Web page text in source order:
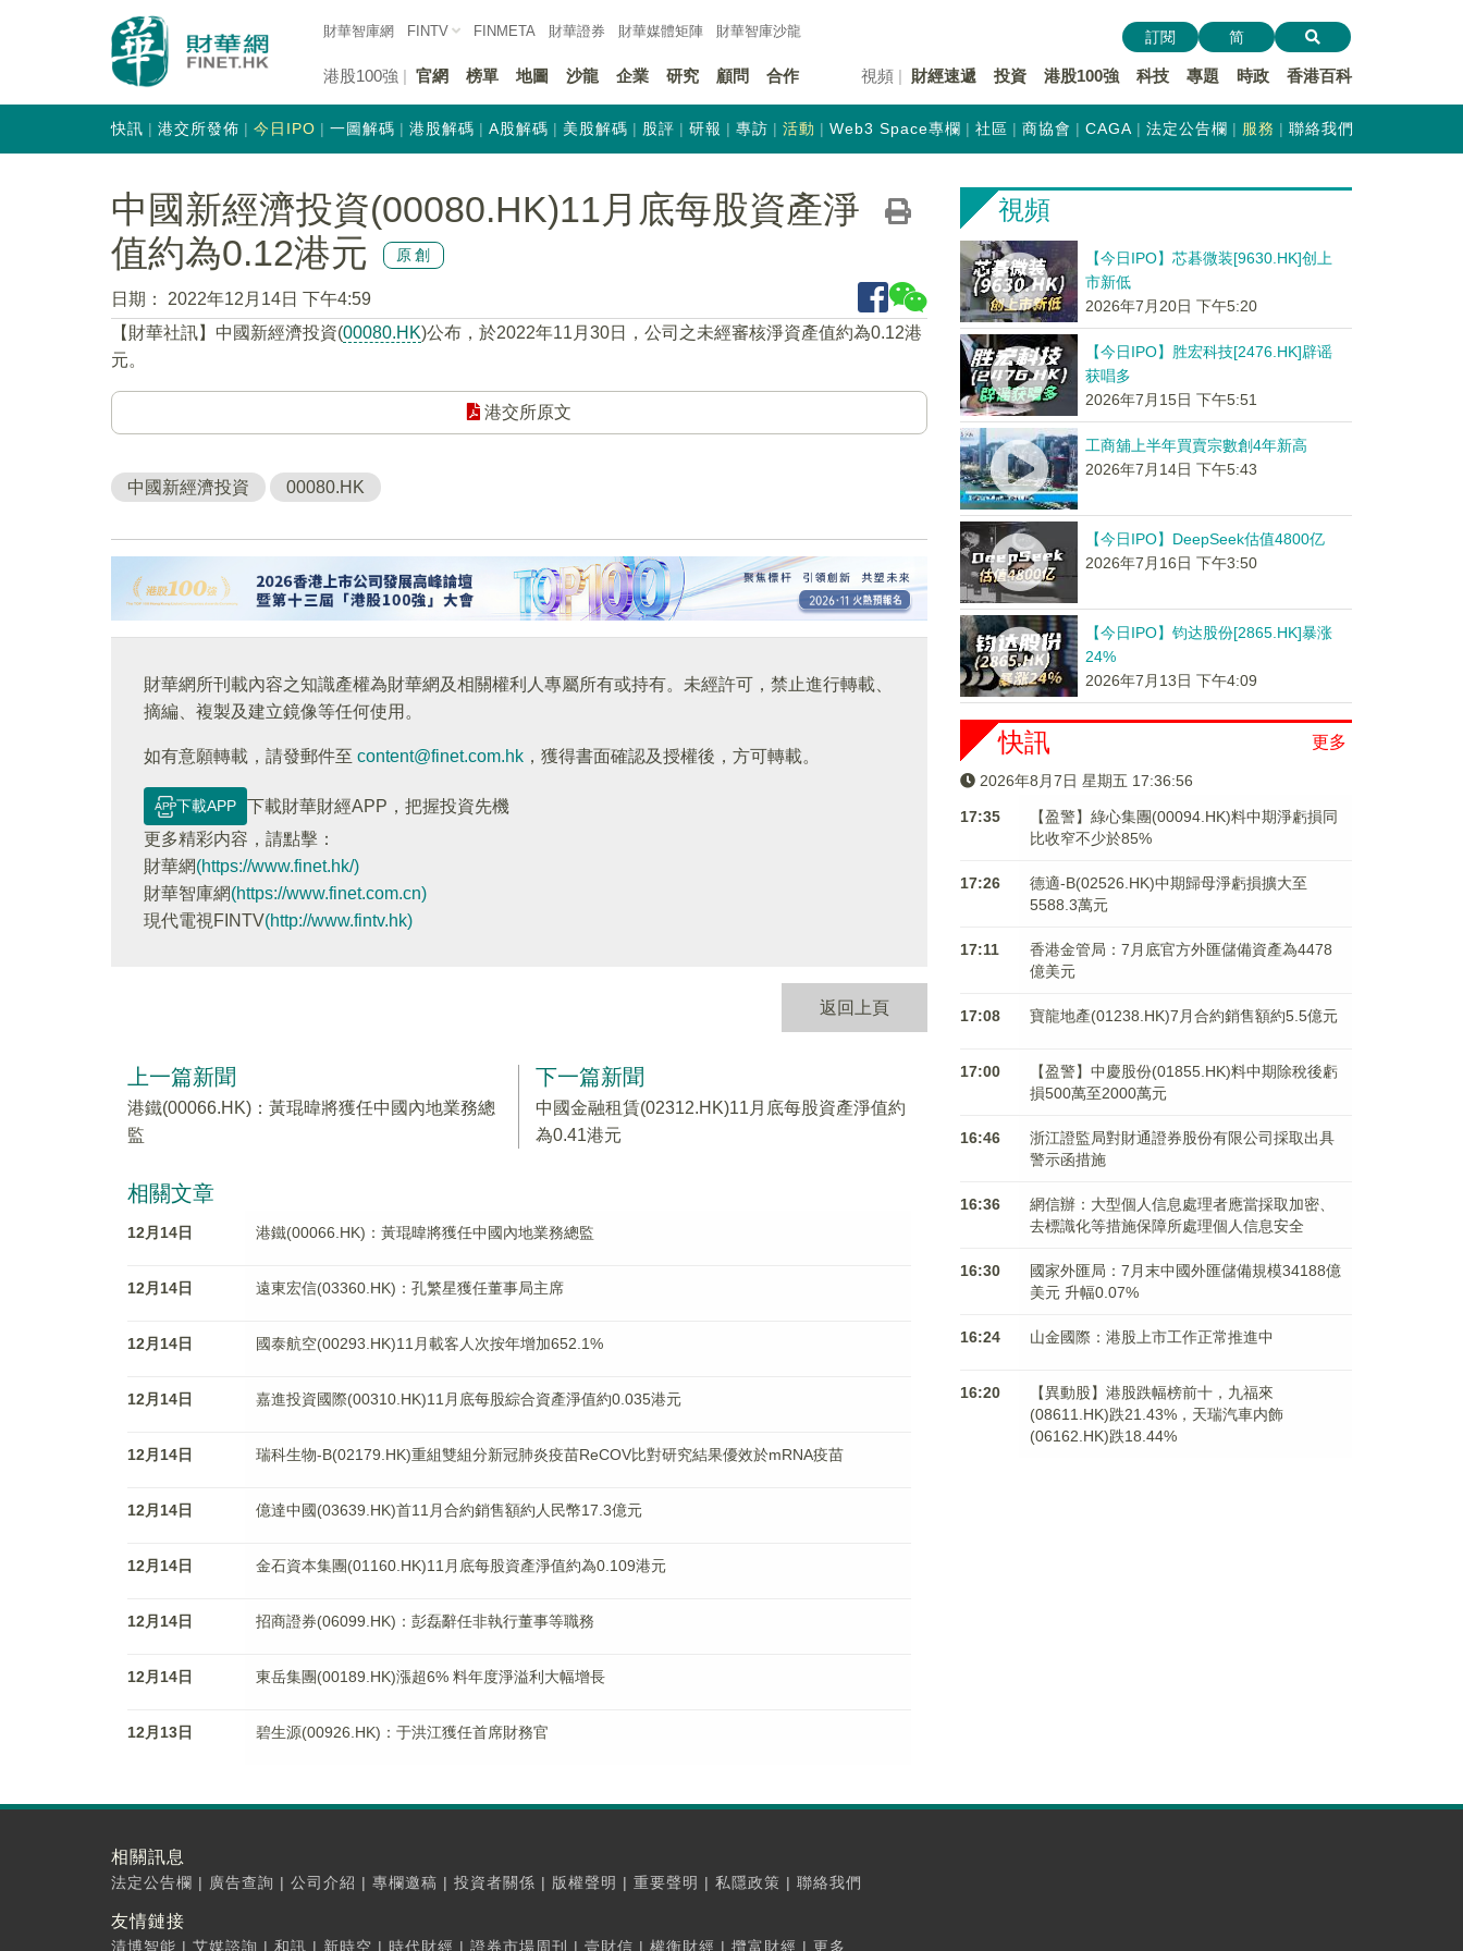
財華智庫網 FINTV FINMETA 財華證券 財華媒體矩陣 財華智庫沙龍
港股100強 官網 榜單 地圖 沙龍 企業 研究 顧問 合作 視頻 財經速遞 投資 港股100強 科技 專題 時政 香港百科
訂閱 简
快訊 港交所發佈 今日IPO 一圖解碼 港股解碼 A股解碼 美股解碼 股評 研報 專訪 活動 Web3 Space專欄 社區 商協會 CAGA 法定公告欄 服務 聯絡我們
中國新經濟投資(00080.HK)11月底每股資產淨
值約為0.12港元
原創
日期：
2022年12月14日 下午4:59
【財華社訊】中國新經濟投資(00080.HK)公布，於2022年11月30日，公司之未經審核淨資產值約為0.12港
元。
港交所原文
中國新經濟投資 00080.HK
財華網所刊載內容之知識產權為財華網及相關權利人專屬所有或持有。未經許可，禁止進行轉載、
摘編、複製及建立鏡像等任何使用。
如有意願轉載，請發郵件至 content@finet.com.hk ，獲得書面確認及授權後，方可轉載。
下載APP
下載財華財經APP，把握投資先機
更多精彩内容，請點擊：
財華網(https://www.finet.hk/)
財華智庫網(https://www.finet.com.cn)
現代電視FINTV(http://www.fintv.hk)
返回上頁
上一篇新聞
港鐵(00066.HK)：黃琨暐將獲任中國內地業務總
監
下一篇新聞
中國金融租賃(02312.HK)11月底每股資產淨值約
為0.41港元
相關文章
12月14日 港鐵(00066.HK)：黃琨暐將獲任中國內地業務總監
12月14日 遠東宏信(03360.HK)：孔繁星獲任董事局主席
12月14日 國泰航空(00293.HK)11月載客人次按年增加652.1%
12月14日 嘉進投資國際(00310.HK)11月底每股綜合資產淨值約0.035港元
12月14日 瑞科生物-B(02179.HK)重組雙組分新冠肺炎疫苗ReCOV比對研究結果優效於mRNA疫苗
12月14日 億達中國(03639.HK)首11月合約銷售額約人民幣17.3億元
12月14日 金石資本集團(01160.HK)11月底每股資產淨值約為0.109港元
12月14日 招商證券(06099.HK)：彭磊辭任非執行董事等職務
12月14日 東岳集團(00189.HK)漲超6% 料年度淨溢利大幅增長
12月13日 碧生源(00926.HK)：于洪江獲任首席財務官
視頻
【今日IPO】芯碁微装[9630.HK]创上
市新低
2026年7月20日 下午5:20
【今日IPO】胜宏科技[2476.HK]辟谣
获唱多
2026年7月15日 下午5:51
工商舖上半年買賣宗數創4年新高
2026年7月14日 下午5:43
【今日IPO】DeepSeek估值4800亿
2026年7月16日 下午3:50
【今日IPO】钧达股份[2865.HK]暴涨
24%
2026年7月13日 下午4:09
更多
快訊
2026年8月7日 星期五 17:36:56
17:35
【盈警】綠心集團(00094.HK)料中期淨虧損同
比收窄不少於85%
17:26
德適-B(02526.HK)中期歸母淨虧損擴大至
5588.3萬元
17:11
香港金管局：7月底官方外匯儲備資產為4478
億美元
17:08 寶龍地產(01238.HK)7月合約銷售額約5.5億元
17:00
【盈警】中慶股份(01855.HK)料中期除稅後虧
損500萬至2000萬元
16:46
浙江證監局對財通證券股份有限公司採取出具
警示函措施
16:36
網信辦：大型個人信息處理者應當採取加密、
去標識化等措施保障所處理個人信息安全
16:30
國家外匯局：7月末中國外匯儲備規模34188億
美元 升幅0.07%
16:24 山金國際：港股上市工作正常推進中
16:20
【異動股】港股跌幅榜前十，九福來
(08611.HK)跌21.43%，天瑞汽車内飾
(06162.HK)跌18.44%
相關訊息
法定公告欄 | 廣告查詢 | 公司介紹 | 專欄邀稿 | 投資者關係 | 版權聲明 | 重要聲明 | 私隱政策 | 聯絡我們
友情鏈接
清博智能 | 艾媒諮詢 | 和訊 | 新時空 | 時代財經 | 證券市場周刊 | 壹財信 | 權衡財經 | 攬富財經 | 更多...